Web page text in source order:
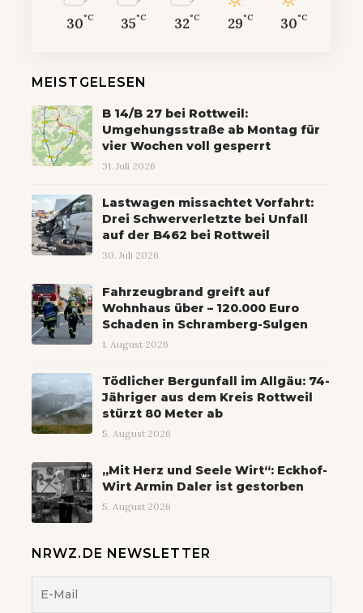
30°C 35°C 32°C 29°C 30°C
MEISTGELESEN
B 14/B 27 bei Rottweil:
Umgehungsstraße ab Montag für
vier Wochen voll gesperrt
31. Juli 2026
Lastwagen missachtet Vorfahrt:
Drei Schwerverletzte bei Unfall
auf der B462 bei Rottweil
30. Juli 2026
Fahrzeugbrand greift auf
Wohnhaus über – 120.000 Euro
Schaden in Schramberg-Sulgen
1. August 2026
Tödlicher Bergunfall im Allgäu: 74-
Jähriger aus dem Kreis Rottweil
stürzt 80 Meter ab
5. August 2026
„Mit Herz und Seele Wirt“: Eckhof-
Wirt Armin Daler ist gestorben
5. August 2026
NRWZ.DE NEWSLETTER